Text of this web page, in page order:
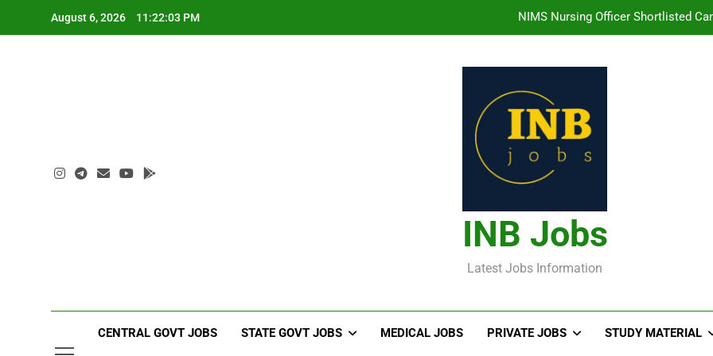
August 6, 2026 11:22:04 PM NIMS Nursing Officer Shortlisted
NIMS Nursing Officer Shortlisted
INB Jobs
Latest Jobs Information
CENTRAL GOVT JOBS STATE GOVT JOBS MEDICAL JOBS PRIVATE JOBS STUDY MATERIAL